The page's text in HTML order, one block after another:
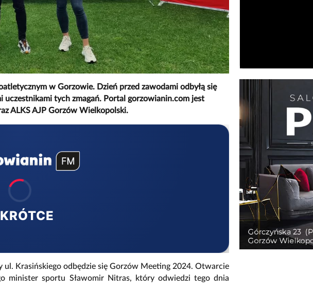
w Gorzowie. Dzień przed zawodami odbyłą się
uczestnikami tych zmagań. Portal gorzowianin.com jest
ALKS AJP Gorzów Wielkopolski.
Krasińskiego odbędzie się Gorzów Meeting 2024. Otwarcie
minister sportu Sławomir Nitras, który odwiedzi tego dnia